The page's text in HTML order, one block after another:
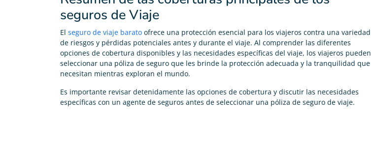
seguros de Viaje
El seguro de viaje barato ofrece una protección esencial para los viajeros contra una variedad
de riesgos y pérdidas potenciales antes y durante el viaje. Al comprender las diferentes
opciones de cobertura disponibles y las necesidades específicas del viaje, los viajeros pueden
seleccionar una póliza de seguro que les brinde la protección adecuada y la tranquilidad que
necesitan mientras exploran el mundo.
Es importante revisar detenidamente las opciones de cobertura y discutir las necesidades
específicas con un agente de seguros antes de seleccionar una póliza de seguro de viaje.